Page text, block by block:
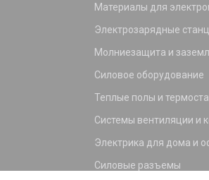
Материалы для
Электрозарядные
Молниезащита и
Силовое оборудование
Теплые полы и
Системы вентиляции и
Электрика для дома и
Силовые разъемы